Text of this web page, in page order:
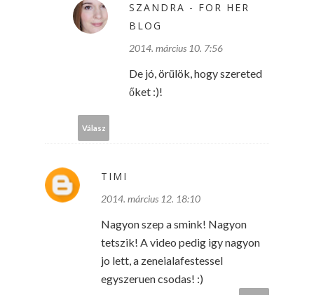
SZANDRA - FOR HER
BLOG
2014. március 10. 7:56
De jó, örülök, hogy szereted
őket :)!
Válasz
TIMI
2014. március 12. 18:10
Nagyon szep a smink! Nagyon
tetszik! A video pedig igy nagyon
jo lett, a zeneialafestessel
egyszeruen csodas! :)